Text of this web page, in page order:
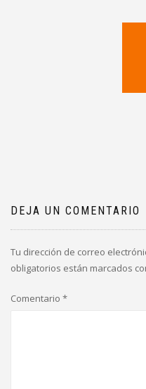
DEJA UN COMENTARIO
Tu dirección de correo
obligatorios están marcados
Comentario *